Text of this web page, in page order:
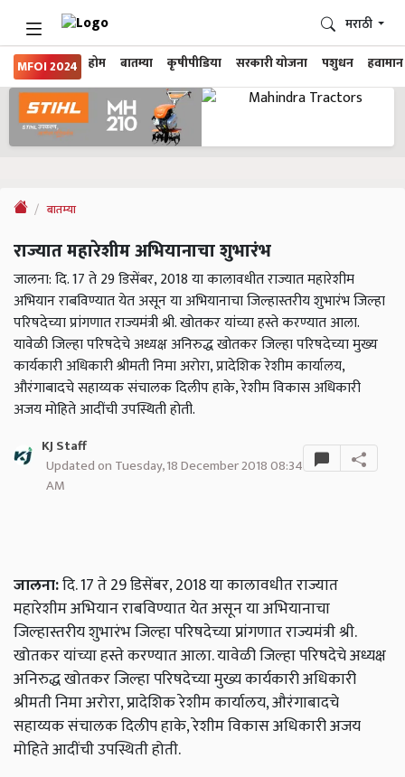
MFOI 2024 होम बातम्या कृषीपीडिया सरकारी योजना पशुधन हवामान
मराठी
बातम्या
राज्यात महारेशीम अभियानाचा शुभारंभ
जालना: दि. 17 ते 29 डिसेंबर, 2018 या कालावधीत राज्यात महारेशीम
अभियान राबविण्यात येत असून या अभियानाचा जिल्हास्तरीय शुभारंभ जिल्हा
परिषदेच्या प्रांगणात राज्यमंत्री श्री. खोतकर यांच्या हस्ते करण्यात आला.
यावेळी जिल्हा परिषदेचे अध्यक्ष अनिरुद्ध खोतकर जिल्हा परिषदेच्या मुख्य
कार्यकारी अधिकारी श्रीमती निमा अरोरा, प्रादेशिक रेशीम कार्यालय,
औरंगाबादचे सहाय्यक संचालक दिलीप हाके, रेशीम विकास अधिकारी
अजय मोहिते आदींची उपस्थिती होती.
KJ Staff
Updated on Tuesday, 18 December 2018 08:34
AM
जालना:दि. 17 ते 29 डिसेंबर, 2018 या कालावधीत राज्यात
महारेशीम अभियान राबविण्यात येत असून या अभियानाचा
जिल्हास्तरीय शुभारंभ जिल्हा परिषदेच्या प्रांगणात राज्यमंत्री श्री.
खोतकर यांच्या हस्ते करण्यात आला. यावेळी जिल्हा परिषदेचे अध्यक्ष
अनिरुद्ध खोतकर जिल्हा परिषदेच्या मुख्य कार्यकारी अधिकारी
श्रीमती निमा अरोरा, प्रादेशिक रेशीम कार्यालय, औरंगाबादचे
सहाय्यक संचालक दिलीप हाके, रेशीम विकास अधिकारी अजय
मोहिते आदींची उपस्थिती होती.